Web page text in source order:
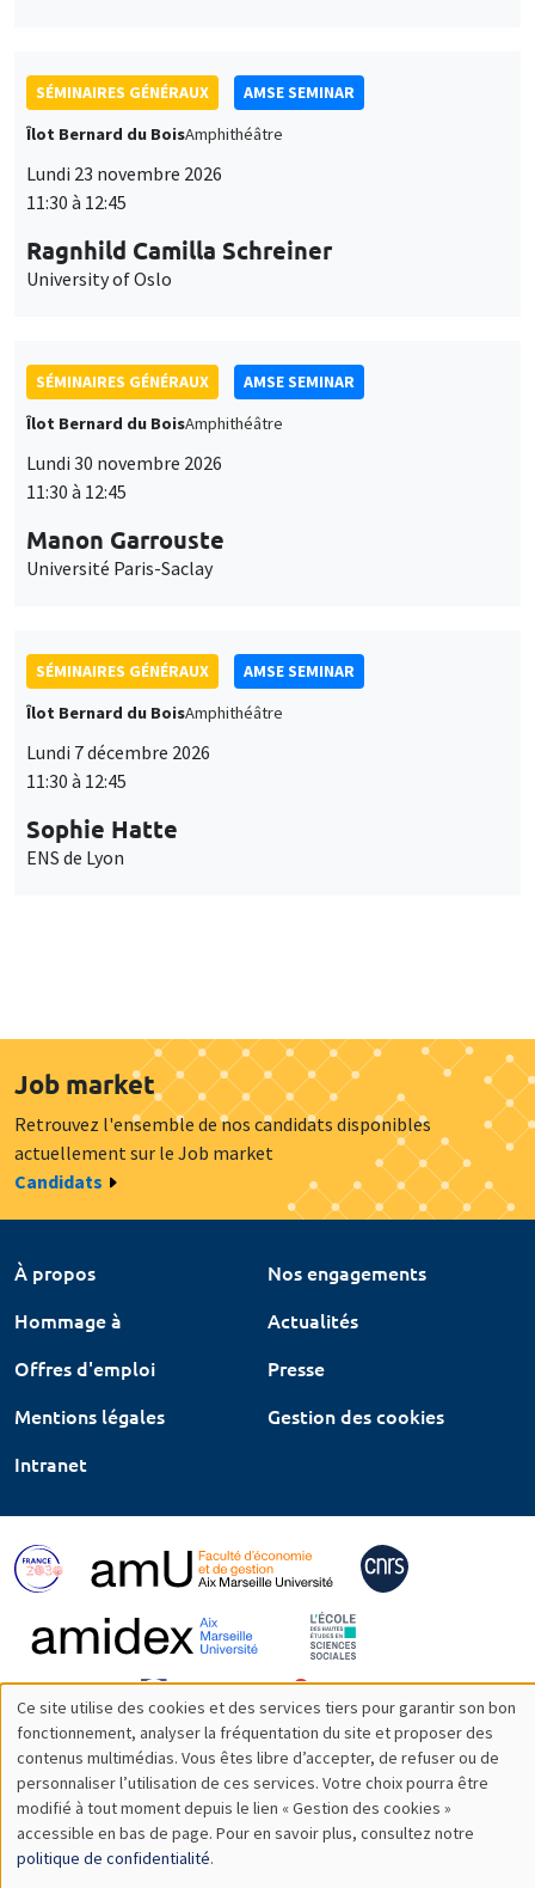
SÉMINAIRES GÉNÉRAUX
AMSE SEMINAR
Îlot Bernard du BoisAmphithéâtre
Lundi 23 novembre 2026
11:30 à 12:45
Ragnhild Camilla Schreiner
University of Oslo
SÉMINAIRES GÉNÉRAUX
AMSE SEMINAR
Îlot Bernard du BoisAmphithéâtre
Lundi 30 novembre 2026
11:30 à 12:45
Manon Garrouste
Université Paris-Saclay
SÉMINAIRES GÉNÉRAUX
AMSE SEMINAR
Îlot Bernard du BoisAmphithéâtre
Lundi 7 décembre 2026
11:30 à 12:45
Sophie Hatte
ENS de Lyon
Job market
Retrouvez l'ensemble de nos candidats disponibles
actuellement sur le Job market
Candidats
À propos
Nos engagements
Hommage à
Actualités
Offres d'emploi
Presse
Mentions légales
Gestion des cookies
Intranet
Utilisation
des
données
personnelles
Ce site utilise des cookies et des services tiers pour garantir son bon
fonctionnement, analyser la fréquentation du site et proposer des
contenus multimédias. Vous êtes libre d’accepter, de refuser ou de
personnaliser l’utilisation de ces services. Votre choix pourra être
modifié à tout moment depuis le lien « Gestion des cookies »
accessible en bas de page. Pour en savoir plus, consultez notre
politique de confidentialité.